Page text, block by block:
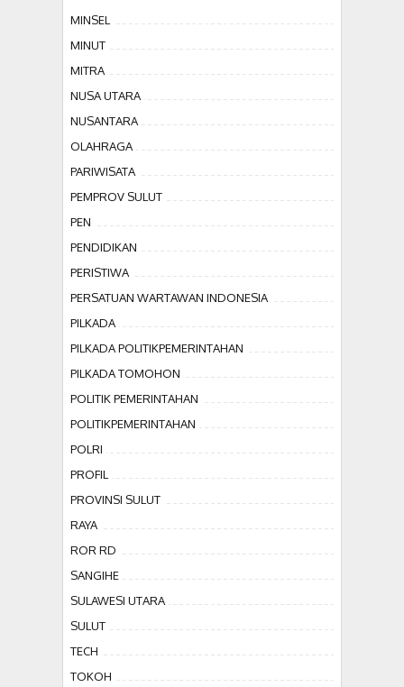
MINSEL
MINUT
MITRA
NUSA UTARA
NUSANTARA
OLAHRAGA
PARIWISATA
PEMPROV SULUT
PEN
PENDIDIKAN
PERISTIWA
PERSATUAN WARTAWAN INDONESIA
PILKADA
PILKADA POLITIKPEMERINTAHAN
PILKADA TOMOHON
POLITIK PEMERINTAHAN
POLITIKPEMERINTAHAN
POLRI
PROFIL
PROVINSI SULUT
RAYA
ROR RD
SANGIHE
SULAWESI UTARA
SULUT
TECH
TOKOH